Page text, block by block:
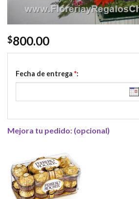
$800.00
Fecha de entrega *:
Mejora tu pedido: (opcional)